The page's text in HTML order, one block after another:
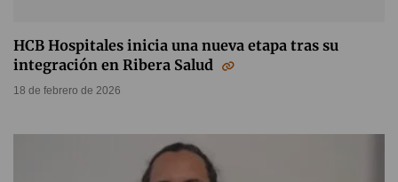
HCB Hospitales inicia una nueva etapa tras su
integración en Ribera Salud
18 de febrero de 2026